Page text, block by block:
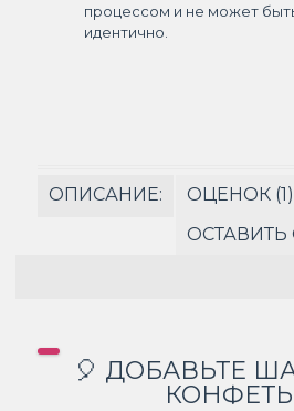
процессом и не может
идентично.
ОПИСАНИЕ:
ОЦЕНОК (1)
🎈 ДОБАВЬТЕ